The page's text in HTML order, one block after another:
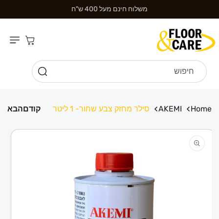
משלוח חינם מעל 400 ש"ח
חיפוש
עגלת
קניות
Home
AKEMI סילר מחזק צבע שחור- 1 ליטר קודםהבא
דילוג למידע
מוצר